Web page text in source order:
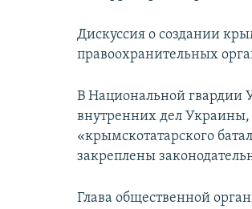
Дискуссия о создании
правоохранительных
В Национальной гвардии
внутренних дел Украины,
«крымскотатарского
закреплены
Глава общественной